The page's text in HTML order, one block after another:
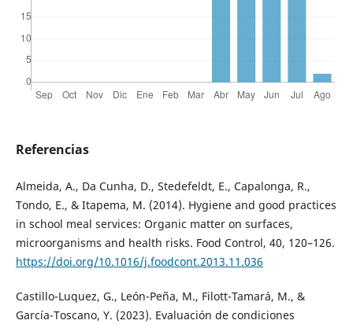
Referencias
Almeida, A., Da Cunha, D., Stedefeldt, E., Capalonga, R.,
Tondo, E., & Itapema, M. (2014). Hygiene and good practices
in school meal services: Organic matter on surfaces,
microorganisms and health risks. Food Control, 40, 120–126.
https://doi.org/10.1016/j.foodcont.2013.11.036
Castillo-Luquez, G., León-Peña, M., Filott-Tamará, M., &
García-Toscano, Y. (2023). Evaluación de condiciones